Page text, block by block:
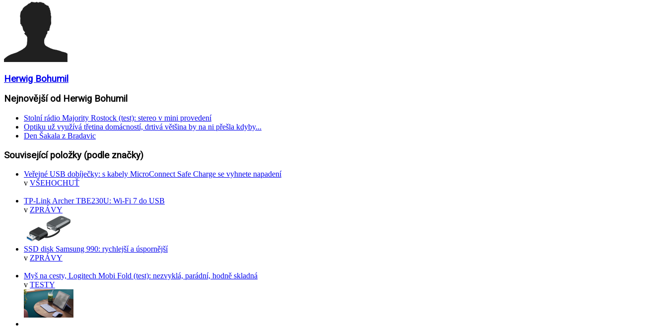
Herwig Bohumil
Nejnovější od Herwig Bohumil
Stolní rádio Majority Rostock (test): stereo v mini provedení
Optiku už využívá třetina domácností, drtivá většina by na ni přešla kdyby...
Den Šakala z Bradavic
Související položky (podle značky)
Veřejné USB dobíječky: s kabely MicroConnect Safe Charge se vyhnete napadení
v VŠEHOCHUŤ
TP-Link Archer TBE230U: Wi-Fi 7 do USB
v ZPRÁVY
SSD disk Samsung 990: rychlejší a úspornější
v ZPRÁVY
Myš na cesty, Logitech Mobi Fold (test): nezvyklá, parádní, hodně skladná
v TESTY